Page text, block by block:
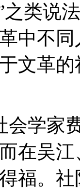
之类说
中不
文革
学家费
在吴
福。